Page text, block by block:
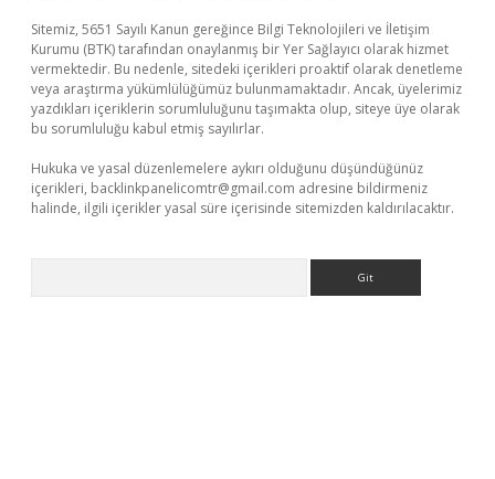
Sitemiz, 5651 Sayılı Kanun gereğince Bilgi Teknolojileri ve İletişim
Kurumu (BTK) tarafından onaylanmış bir Yer Sağlayıcı olarak hizmet
vermektedir. Bu nedenle, sitedeki içerikleri proaktif olarak denetleme
veya araştırma yükümlülüğümüz bulunmamaktadır. Ancak, üyelerimiz
yazdıkları içeriklerin sorumluluğunu taşımakta olup, siteye üye olarak
bu sorumluluğu kabul etmiş sayılırlar.
Hukuka ve yasal düzenlemelere aykırı olduğunu düşündüğünüz
içerikleri, backlinkpanelicomtr@gmail.com adresine bildirmeniz
halinde, ilgili içerikler yasal süre içerisinde sitemizden kaldırılacaktır.